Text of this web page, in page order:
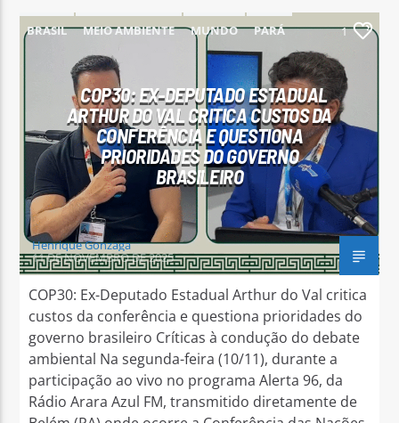
BRASIL MEIO AMBIENTE MUNDO
PARÁ
PARAUAPEBAS
1
COP30: EX-DEPUTADO ESTADUAL
ARTHUR DO VAL CRITICA CUSTOS DA
CONFERÊNCIA E QUESTIONA
PRIORIDADES DO GOVERNO
BRASILEIRO
Henrique Gonzaga
11 DE NOVEMBRO DE 2025
COP30: Ex-Deputado Estadual Arthur do Val critica
custos da conferência e questiona prioridades do
governo brasileiro Críticas à condução do debate
ambiental Na segunda-feira (10/11), durante a
participação ao vivo no programa Alerta 96, da
Rádio Arara Azul FM, transmitido diretamente de